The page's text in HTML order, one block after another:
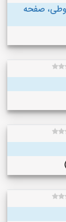
صفحه